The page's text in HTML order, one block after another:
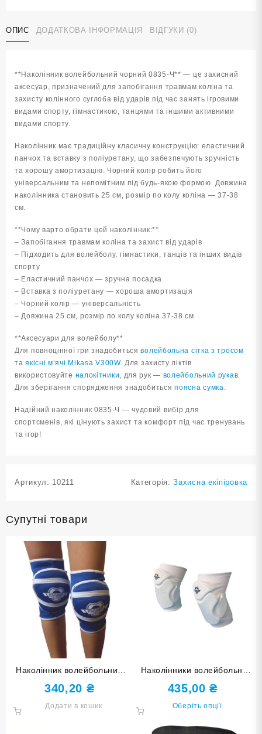
Ч
кількість
ОПИС ДОДАТКОВА ІНФОРМАЦІЯ ВІДГУКИ (0)
**Наколінник волейбольний чорний 0835-Ч** — це захисний
аксесуар, призначений для запобігання травмам коліна та
захисту колінного суглоба від ударів під час занять ігровими
видами спорту, гімнастикою, танцями та іншими активними
видами спорту.
Наколінник має традиційну класичну конструкцію: еластичний
панчох та вставку з поліуретану, що забезпечують зручність
та хорошу амортизацію. Чорний колір робить його
універсальним та непомітним під будь-якою формою. Довжина
наколінника становить 25 см, розмір по колу коліна — 37-38
см.
**Чому варто обрати цей наколінник:**
– Запобігання травмам коліна та захист від ударів
– Підходить для волейболу, гімнастики, танців та інших видів
спорту
– Еластичний панчох — зручна посадка
– Вставка з поліуретану — хороша амортизація
– Чорний колір — універсальність
– Довжина 25 см, розмір по колу коліна 37-38 см
**Аксесуари для волейболу**
Для повноцінної гри знадобитьсяволейбольна сітка з тросом
таякісні м’ячі Mikasa V300W. Для захисту ліктів
використовуйте налокітники, для рук — волейбольний рукав.
Для зберігання спорядження знадобитьсяпоясна сумка.
Надійний наколінник 0835-Ч — чудовий вибір для
спортсменів, які цінують захист та комфорт під час тренувань
та ігор!
Артикул: 10211 Категорія:Захисна екіпіровка
Супутні товари
Наколінник волейбольний
HARD TOUCH синій розмір
М
340,20 ₴
Додати в кошик
Наколінники волейбольні
PROFI HARD TOUCH з
бічним захистом білі
435,00₴
Оберіть опції
має